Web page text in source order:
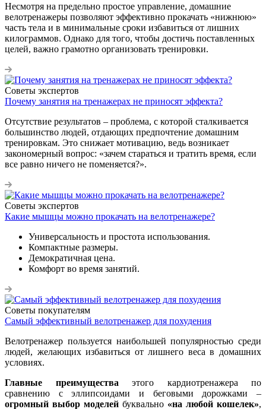
Несмотря на предельно простое управление, домашние
велотренажеры позволяют эффективно прокачать «нижнюю»
часть тела и в минимальные сроки избавиться от лишних
килограммов. Однако для того, чтобы достичь поставленных
целей, важно грамотно организовать тренировки.
Советы экспертов
Почему занятия на тренажерах не приносят эффекта?
Отсутствие результатов – проблема, с которой сталкивается
большинство людей, отдающих предпочтение домашним
тренировкам. Это снижает мотивацию, ведь возникает
закономерный вопрос: «зачем стараться и тратить время, если
все равно ничего не поменяется?».
Советы экспертов
Какие мышцы можно прокачать на велотренажере?
Универсальность и простота использования.
Компактные размеры.
Демократичная цена.
Комфорт во время занятий.
Советы покупателям
Самый эффективный велотренажер для похудения
Велотренажер пользуется наибольшей популярностью среди
людей, желающих избавиться от лишнего веса в домашних
условиях.
Главные преимущества этого кардиотренажера по
сравнению с эллипсоидами и беговыми дорожками –
огромный выбор моделей буквально «на любой кошелек»,